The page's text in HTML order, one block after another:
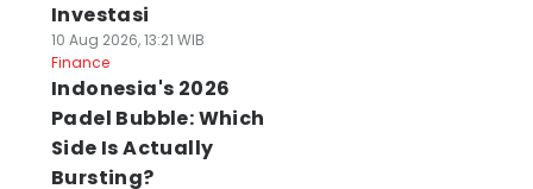
Investasi
10 Aug 2026, 13:21 WIB
Finance
Indonesia's 2026
Padel Bubble: Which
Side Is Actually
Bursting?